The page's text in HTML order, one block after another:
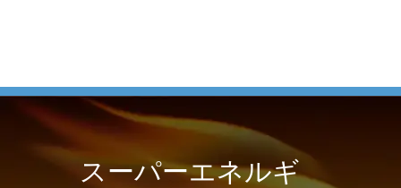
スーパーエネルギ